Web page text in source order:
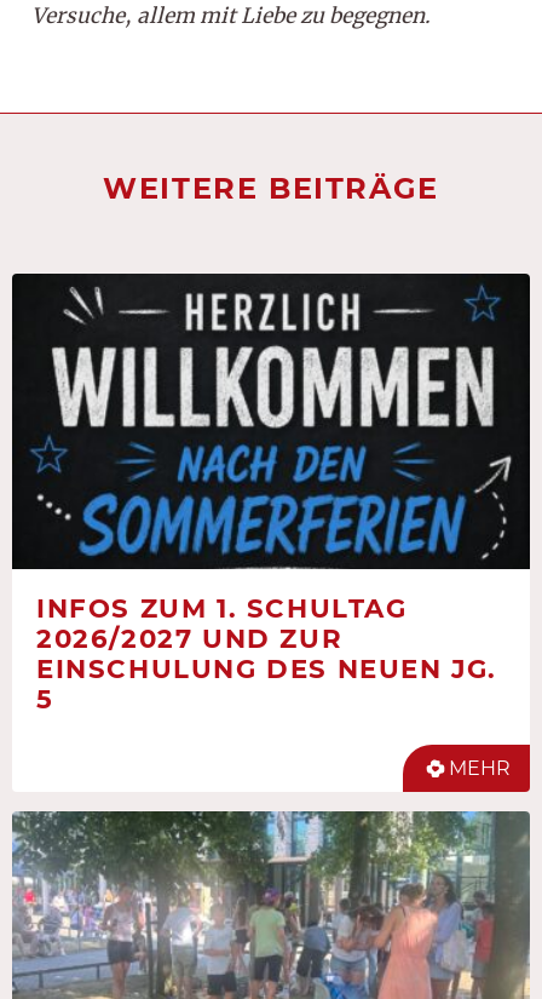
Versuche, allem mit Liebe zu begegnen.
WEITERE BEITRÄGE
INFOS ZUM 1. SCHULTAG
2026/2027 UND ZUR
EINSCHULUNG DES NEUEN JG.
5
MEHR